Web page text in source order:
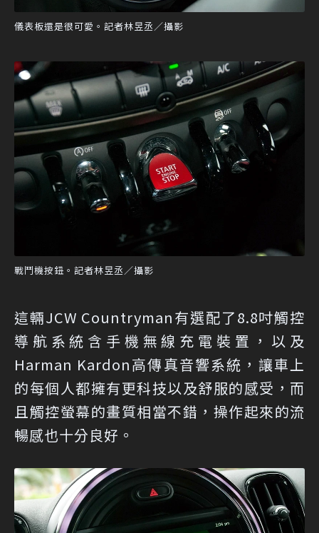
儀表板還是很可愛。記者林昱丞／攝影
戰鬥機按鈕。記者林昱丞／攝影
這輛JCW Countryman有選配了8.8吋觸控
導航系統含手機無線充電裝置，以及
Harman Kardon高傳真音響系統，讓車上
的每個人都擁有更科技以及舒服的感受，而
且觸控螢幕的畫質相當不錯，操作起來的流
暢感也十分良好。